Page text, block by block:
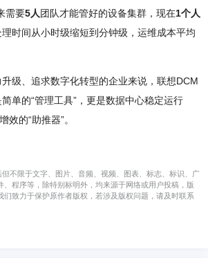
需要5人团队才能管好的设备集群，现在1个人
时间从小时级缩短到分钟级，运维成本平均
级、追求数字化转型的企业来说，联想DCM
单的“管理工具”，更是数据中心稳定运行
效的“助推器”。
不限于文字、图片、音频、视频、图表、标志、标识、广
、程序等，除特别标明外，均来源于网络或用户投稿，版
们致力于保护原作者版权，若涉及版权问题，请及时联系